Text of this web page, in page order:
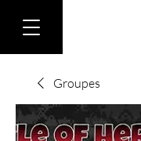
Groupes